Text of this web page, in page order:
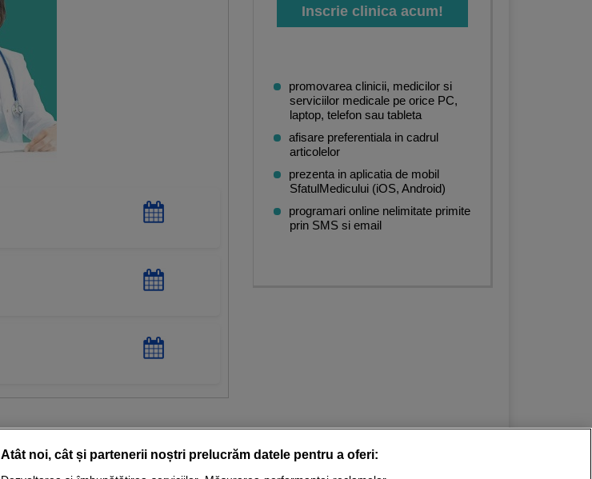
Inscrie clinica acum!
promovarea clinicii, medicilor si
serviciilor medicale pe orice PC,
laptop, telefon sau tableta
afisare preferentiala in cadrul
articolelor
prezenta in aplicatia de mobil
SfatulMedicului (iOS, Android)
programari online nelimitate primite
prin SMS si email
Atât noi, cât și partenerii noștri prelucrăm datele pentru a oferi: